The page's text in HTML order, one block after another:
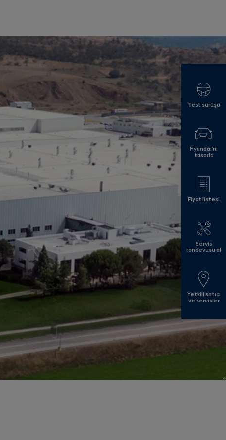
Test sürüşü
Hyundai'ni
tasarla
Fiyat listesi
Servis
randevusu al
Yetkili satıcı
ve servisler